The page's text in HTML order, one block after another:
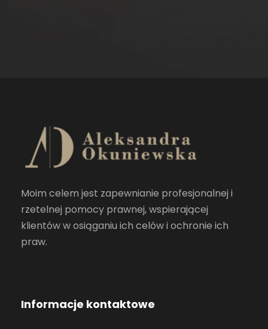
Moim celem jest zapewnianie profesjonalnej i
rzetelnej pomocy prawnej, wspierającej
klientów w osiąganiu ich celów i ochronie ich
praw.
Informacje kontaktowe